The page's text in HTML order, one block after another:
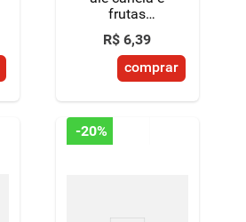
frutas
vermelhas
baden baden
lata 350ml
R$ 6,39
comprar
-20%